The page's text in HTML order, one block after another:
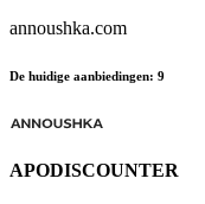
annoushka.com
De huidige aanbiedingen: 9
APODISCOUNTER